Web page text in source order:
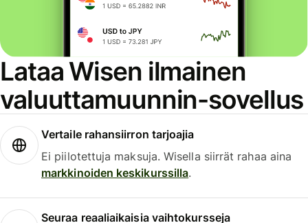
Lataa Wisen ilmainen
valuuttamuunnin-sovellus
Vertaile rahansiirron tarjoajia
Ei piilotettuja maksuja. Wisella siirrät rahaa aina
markkinoiden keskikurssilla.
Seuraa reaaliaikaisia vaihtokursseja